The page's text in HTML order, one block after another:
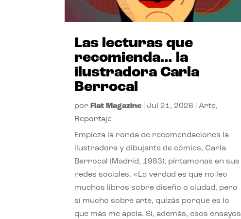
Las lecturas que
recomienda… la
ilustradora Carla
Berrocal
por Flat Magazine Jul 21, 2026 |Arte,
Reportaje
Empieza la ronda de recomendaciones la
ilustradora y dibujante de cómics, Carla
Berrocal (Madrid, 1983), pintamonas en sus
redes sociales. «La verdad es que no leo
muchos libros sobre diseño o ciudad, pero
sí mucho sobre arte, quizás porque es lo
que más me apela. Si, además, esos ensayos